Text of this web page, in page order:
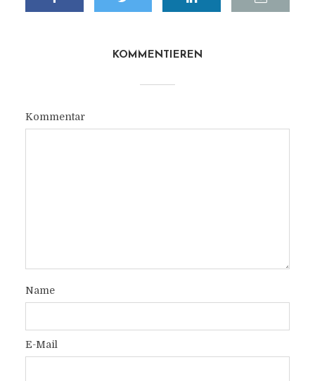
KOMMENTIEREN
Kommentar
Name
E-Mail